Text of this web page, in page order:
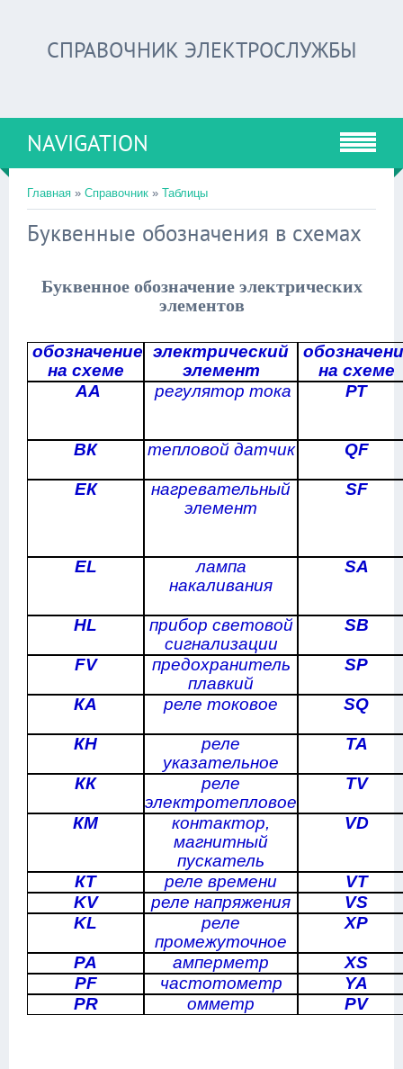
СПРАВОЧНИК ЭЛЕКТРОСЛУЖБЫ
NAVIGATION
Главная » Справочник » Таблицы
Буквенные обозначения в схемах
Буквенное обозначение электрических
элементов
обозначение
на схеме
электрический
элемент
на схеме
АА
регулятор тока РТ
ВК тепловой датчик QF
ЕК
нагревательный
элемент
SF
EL
лампа
накаливания
SA
HL
прибор световой
сигнализации
SB
FV
предохранитель
плавкий
SP
КА реле токовое SQ
КН
реле
указательное
ТА
КК
реле
электротепловое
TV
КМ
контактор,
магнитный
пускатель
VD
КТ реле времени
VT
KV
реле напряжения
VS
KL
реле
промежуточное
XP
РА амперметр
XS
PF
частотометр
YA
PR
омметр PV